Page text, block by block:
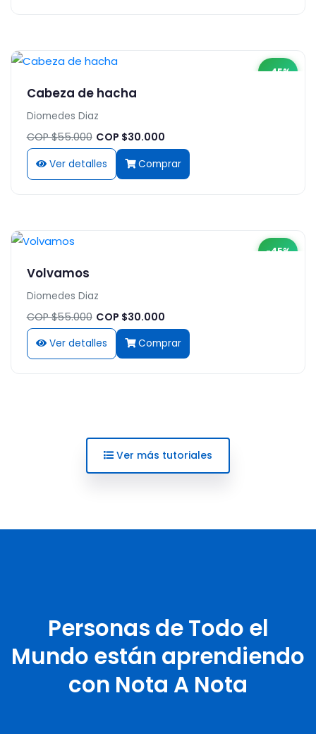
-45%
Cabeza de hacha
Diomedes Diaz
COP $55.000 COP $30.000
Ver detalles Comprar
-45%
Volvamos
Diomedes Diaz
COP $55.000 COP $30.000
Ver detalles Comprar
Ver más tutoriales
Personas de Todo el
Mundo están aprendiendo
con Nota A Nota